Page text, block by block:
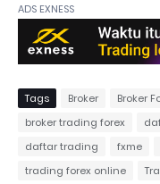
ADS EXNESS
Tags Broker Broker
broker trading forex
daftar trading
fxme
trading forex online